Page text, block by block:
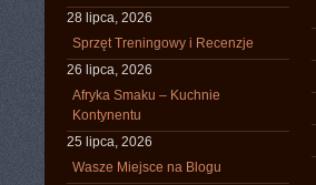
28 lipca, 2026
Sprzęt Treningowy i Recenzje
26 lipca, 2026
Afryka Smaku – Kuchnie
Kontynentu
25 lipca, 2026
Wasze Miejsce na Blogu